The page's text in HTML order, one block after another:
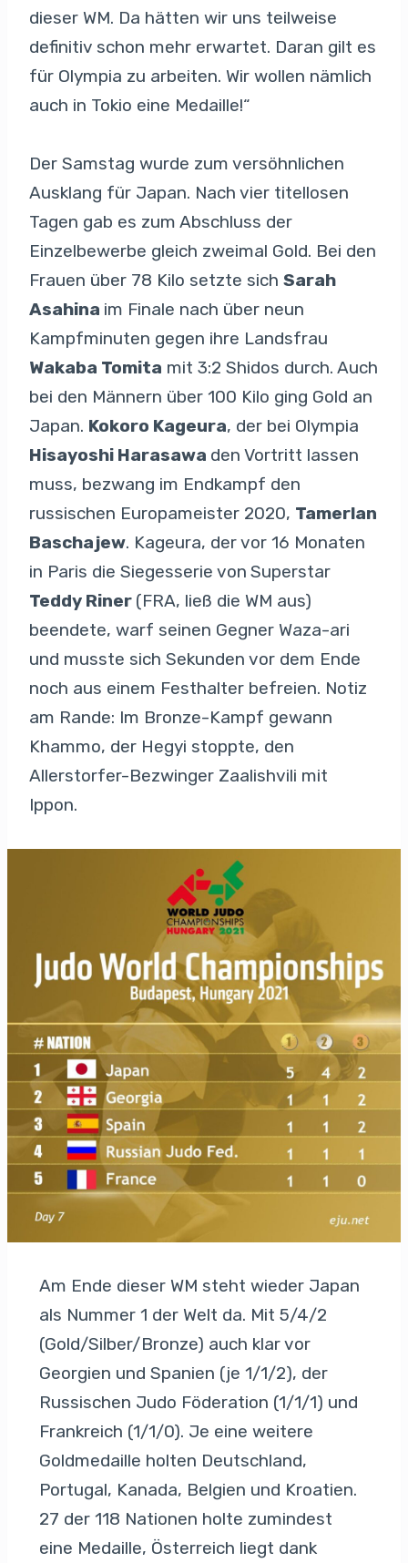
dieser WM. Da hätten wir uns teilweise
definitiv schon mehr erwartet. Daran gilt es
für Olympia zu arbeiten. Wir wollen nämlich
auch in Tokio eine Medaille!“
Der Samstag wurde zum versöhnlichen
Ausklang für Japan. Nach vier titellosen
Tagen gab es zum Abschluss der
Einzelbewerbe gleich zweimal Gold. Bei den
Frauen über 78 Kilo setzte sich Sarah
Asahina im Finale nach über neun
Kampfminuten gegen ihre Landsfrau
Wakaba Tomita mit 3:2 Shidos durch. Auch
bei den Männern über 100 Kilo ging Gold an
Japan. Kokoro Kageura, der bei Olympia
Hisayoshi Harasawa den Vortritt lassen
muss, bezwang im Endkampf den
russischen Europameister 2020, Tamerlan
Baschajew. Kageura, der vor 16 Monaten
in Paris die Siegesserie von Superstar
Teddy Riner (FRA, ließ die WM aus)
beendete, warf seinen Gegner Waza-ari
und musste sich Sekunden vor dem Ende
noch aus einem Festhalter befreien. Notiz
am Rande: Im Bronze-Kampf gewann
Khammo, der Hegyi stoppte, den
Allerstorfer-Bezwinger Zaalishvili mit
Ippon.
Am Ende dieser WM steht wieder Japan
als Nummer 1 der Welt da. Mit 5/4/2
(Gold/Silber/Bronze) auch klar vor
Georgien und Spanien (je 1/1/2), der
Russischen Judo Föderation (1/1/1) und
Frankreich (1/1/0). Je eine weitere
Goldmedaille holten Deutschland,
Portugal, Kanada, Belgien und Kroatien.
27 der 118 Nationen holte zumindest
eine Medaille, Österreich liegt dank